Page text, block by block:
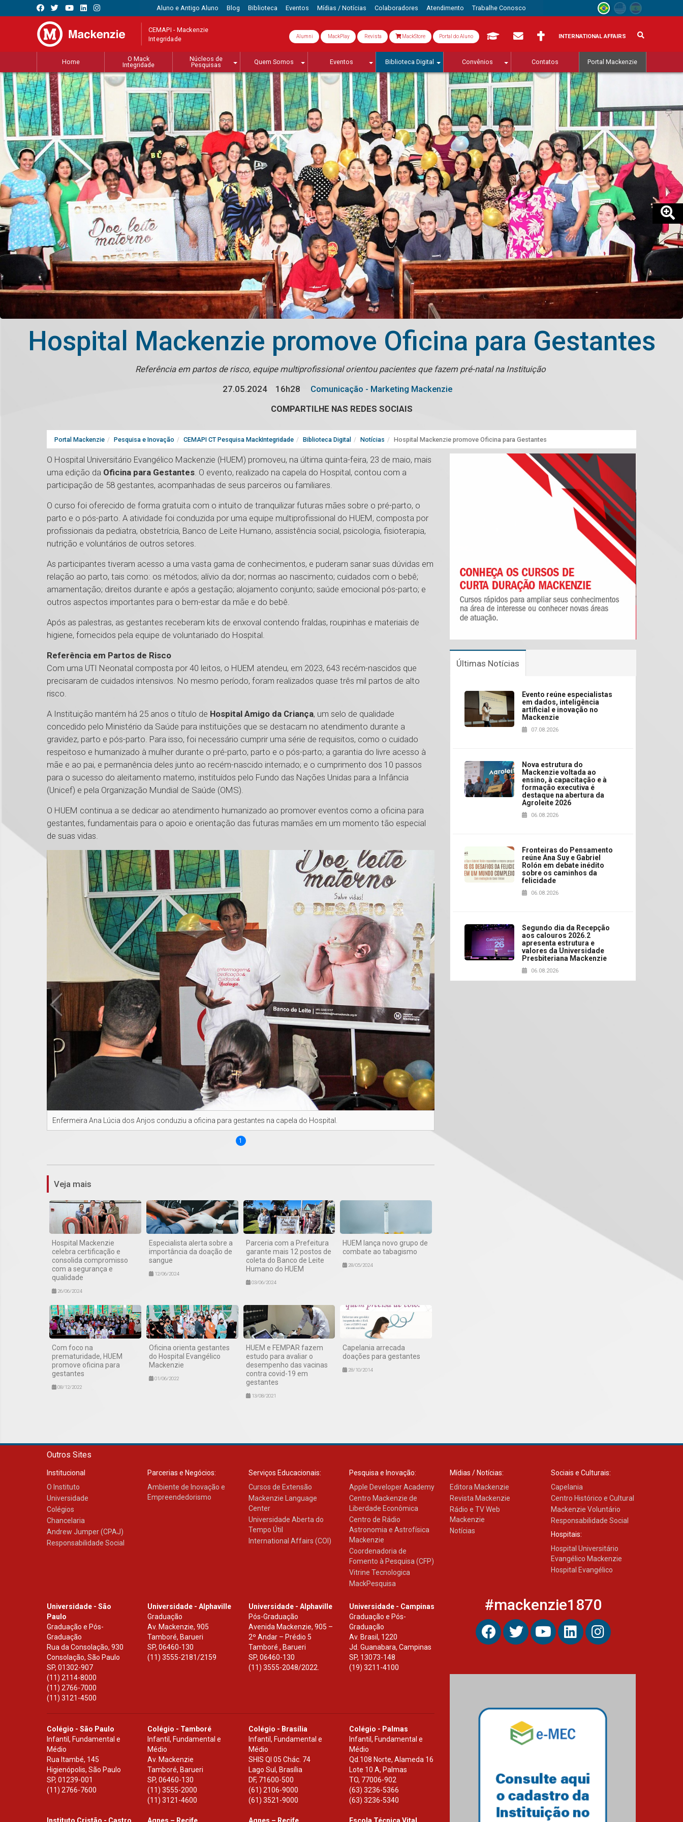
Aluno e Antigo Aluno Blog Biblioteca Eventos Mídias / Notícias Colaboradores Atendimento Trabalhe Conosco
CEMAPI - Mackenzie
Integridade Alumni MackPlay Revista MackStore Portal do Aluno INTERNATIONAL AFFAIRS
Home
O Mack
Integridade
Núcleos de
Pesquisas
Quem Somos Eventos Biblioteca Digital Convênios Contatos Portal Mackenzie
Hospital Mackenzie promove Oficina para Gestantes
Referência em partos de risco, equipe multiprofissional orientou pacientes que fazem pré-natal na Instituição
27.05.2024
16h28
Comunicação - Marketing Mackenzie
COMPARTILHE NAS REDES SOCIAIS
Portal Mackenzie Pesquisa e Inovação CEMAPI CT Pesquisa MackIntegridade Biblioteca Digital Notícias Hospital Mackenzie promove Oficina para Gestantes
O Hospital Universitário Evangélico Mackenzie (HUEM) promoveu, na última quinta-feira, 23 de maio, mais
uma edição da Oficina para Gestantes. O evento, realizado na capela do Hospital, contou com a
participação de 58 gestantes, acompanhadas de seus parceiros ou familiares.
O curso foi oferecido de forma gratuita com o intuito de tranquilizar futuras mães sobre o pré-parto, o
parto e o pós-parto. A atividade foi conduzida por uma equipe multiprofissional do HUEM, composta por
profissionais da pediatra, obstetrícia, Banco de Leite Humano, assistência social, psicologia, fisioterapia,
nutrição e voluntários de outros setores.
As participantes tiveram acesso a uma vasta gama de conhecimentos, e puderam sanar suas dúvidas em
relação ao parto, tais como: os métodos; alívio da dor; normas ao nascimento; cuidados com o bebê;
amamentação; direitos durante e após a gestação; alojamento conjunto; saúde emocional pós-parto; e
outros aspectos importantes para o bem-estar da mãe e do bebê.
Após as palestras, as gestantes receberam kits de enxoval contendo fraldas, roupinhas e materiais de
higiene, fornecidos pela equipe de voluntariado do Hospital.
Referência em Partos de Risco
Com uma UTI Neonatal composta por 40 leitos, o HUEM atendeu, em 2023, 643 recém-nascidos que
precisaram de cuidados intensivos. No mesmo período, foram realizados quase três mil partos de alto
risco.
A Instituição mantém há 25 anos o título de Hospital Amigo da Criança, um selo de qualidade
concedido pelo Ministério da Saúde para instituições que se destacam no atendimento durante a
gravidez, parto e pós-parto. Para isso, foi necessário cumprir uma série de requisitos, como o cuidado
respeitoso e humanizado à mulher durante o pré-parto, parto e o pós-parto; a garantia do livre acesso à
mãe e ao pai, e permanência deles junto ao recém-nascido internado; e o cumprimento dos 10 passos
para o sucesso do aleitamento materno, instituídos pelo Fundo das Nações Unidas para a Infância
(Unicef) e pela Organização Mundial de Saúde (OMS).
O HUEM continua a se dedicar ao atendimento humanizado ao promover eventos como a oficina para
gestantes, fundamentais para o apoio e orientação das futuras mamães em um momento tão especial
de suas vidas.
Enfermeira Ana Lúcia dos Anjos conduziu a oficina para gestantes na capela do Hospital.
1
Veja mais
Hospital Mackenzie
celebra certificação e
consolida compromisso
com a segurança e
qualidade
26/06/2024
Especialista alerta sobre a
importância da doação de
sangue
12/06/2024
Parceria com a Prefeitura
garante mais 12 postos de
coleta do Banco de Leite
Humano do HUEM
03/06/2024
HUEM lança novo grupo de
combate ao tabagismo
28/05/2024
Com foco na
prematuridade, HUEM
promove oficina para
gestantes
08/12/2022
Oficina orienta gestantes
do Hospital Evangélico
Mackenzie
01/06/2022
HUEM e FEMPAR fazem
estudo para avaliar o
desempenho das vacinas
contra covid-19 em
gestantes
13/08/2021
Capelania arrecada
doações para gestantes
28/10/2014
Últimas Notícias
Evento reúne especialistas
em dados, inteligência
artificial e inovação no
Mackenzie
07.08.2026
Nova estrutura do
Mackenzie voltada ao
ensino, à capacitação e à
formação executiva é
destaque na abertura da
Agroleite 2026
06.08.2026
Fronteiras do Pensamento
reúne Ana Suy e Gabriel
Rolón em debate inédito
sobre os caminhos da
felicidade
06.08.2026
Segundo dia da Recepção
aos calouros 2026.2
apresenta estrutura e
valores da Universidade
Presbiteriana Mackenzie
06.08.2026
Mackenzie recepciona os
semestre de 2026
Outros Sites
Institucional
O Instituto
Universidade
Colégios
Chancelaria
Andrew Jumper (CPAJ)
Responsabilidade Social
Parcerias e Negócios:
Ambiente de Inovação e
Empreendedorismo
Serviços Educacionais:
Cursos de Extensão
Mackenzie Language
Center
Universidade Aberta do
Tempo Útil
International Affairs (COI)
Pesquisa e Inovação:
Apple Developer Academy
Centro Mackenzie de
Liberdade Econômica
Centro de Rádio
Astronomia e Astrofísica
Mackenzie
Coordenadoria de
Fomento à Pesquisa (CFP)
Vitrine Tecnologica
MackPesquisa
Mídias / Notícias:
Editora Mackenzie
Revista Mackenzie
Rádio e TV Web
Mackenzie
Notícias
Sociais e Culturais:
Capelania
Centro Histórico e Cultural
Mackenzie Voluntário
Responsabilidade Social
Hospitais:
Hospital Universitário
Evangélico Mackenzie
Hospital Evangélico
Universidade - São
Paulo
Graduação e Pós-
Graduação
Rua da Consolação, 930
Consolação, São Paulo
SP, 01302-907
(11) 2114-8000
(11) 2766-7000
(11) 3121-4500
Universidade - Alphaville
Graduação
Av. Mackenzie, 905
Tamboré, Barueri
SP,06460-130
(11) 3555-2181/2159
Universidade - Alphaville
Pós-Graduação
Avenida Mackenzie, 905 –
2º Andar – Prédio 5
Tamboré , Barueri
SP, 06460-130
(11) 3555-2048/2022.
Universidade - Campinas
Graduação e Pós-
Graduação
Av. Brasil, 1220
Jd. Guanabara, Campinas
SP, 13073-148
(19) 3211-4100
Colégio - São Paulo
Infantil, Fundamental e
Médio
Rua Itambé, 145
Higienópolis, São Paulo
SP, 01239-001
(11) 2766-7600
Colégio - Tamboré
Infantil, Fundamental e
Médio
Av. Mackenzie
Tamboré, Barueri
SP,06460-130
(11) 3555-2000
(11) 3121-4600
Colégio - Brasília
Infantil, Fundamental e
Médio
SHIS Ql 05 Chác. 74
Lago Sul, Brasília
DF, 71600-500
(61) 2106-9000
(61) 3521-9000
Colégio - Palmas
Infantil, Fundamental e
Médio
Qd.108 Norte, Alameda 16
Lote 10 A, Palmas
TO, 77006-902
(63) 3236-5366
(63) 3236-5340
Instituto Cristão - Castro Agnes – Recife Agnes – Recife Escola Técnica Vital
#mackenzie1870